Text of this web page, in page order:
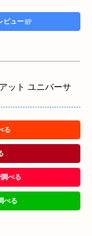
ビュー
ット ユニバーサ
る
べる
べる